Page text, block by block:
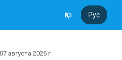
Қаз Рус
августа 2026 г